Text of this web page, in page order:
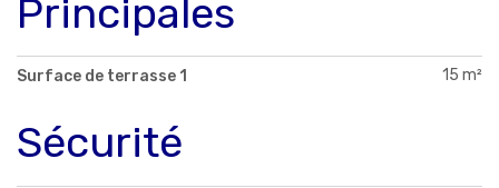
Principales
Surface de terrasse 1 15 m²
Sécurité